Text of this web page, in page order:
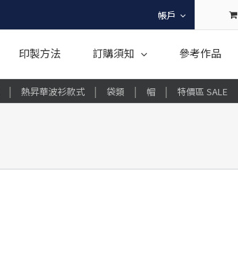
帳戶
印製方法 訂購須知 參考作品
| 熱昇華波衫款式 | 袋類 | 帽 | 特價區 SALE